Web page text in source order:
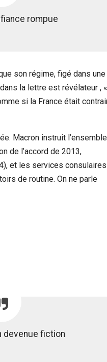
rompue
son régime, figé dans
la lettre est révélateur ,
si la France était
Macron instruit l’ensemble
de l’accord de 2013,
et les services consulaires
de routine. On ne parle
devenue fiction